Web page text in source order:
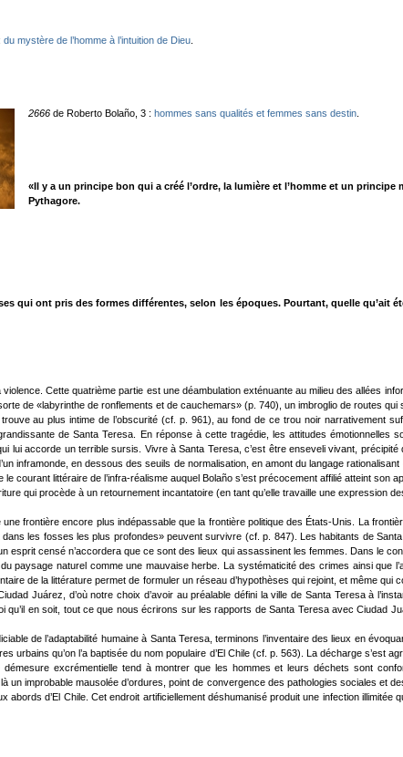
du mystère de l’homme à l’intuition de Dieu.
2666 de Roberto Bolaño, 3 : hommes sans qualités et femmes sans destin
«Il y a un principe bon qui a créé l’ordre, la lumière et l’homme et un
Pythagore.
qui ont pris des formes différentes, selon les époques. Pourtant, quelle
Cette quatrième partie est une déambulation exténuante au milieu des allées
de «labyrinthe de ronflements et de cauchemars» (p. 740), un imbroglio de routes
au plus intime de l’obscurité (cf. p. 961), au fond de ce trou noir narrativement
de Santa Teresa. En réponse à cette tragédie, les attitudes émotionnelles
lui accorde un terrible sursis. Vivre à Santa Teresa, c’est être enseveli vivant,
inframonde, en dessous des seuils de normalisation, en amont du langage
le courant littéraire de l’infra-réalisme auquel Bolaño s’est précocement affilié atteint
qui procède à un retournement incantatoire (en tant qu’elle travaille une
frontière encore plus indépassable que la frontière politique des États-Unis. La
les fosses les plus profondes» peuvent survivre (cf. p. 847). Les habitants de
esprit censé n’accordera que ce sont des lieux qui assassinent les femmes. Dans le
paysage naturel comme une mauvaise herbe. La systématicité des crimes ainsi que
de la littérature permet de formuler un réseau d’hypothèses qui rejoint, et même
Juárez, d’où notre choix d’avoir au préalable défini la ville de Santa Teresa à
en soit, tout ce que nous écrirons sur les rapports de Santa Teresa avec Ciudad
de l’adaptabilité humaine à Santa Teresa, terminons l’inventaire des lieux en
urbains qu’on l’a baptisée du nom populaire d’El Chile (cf. p. 563). La décharge
excrémentielle tend à montrer que les hommes et leurs déchets sont
un improbable mausolée d’ordures, point de convergence des pathologies sociales
d’El Chile. Cet endroit artificiellement déshumanisé produit une infection illimitée